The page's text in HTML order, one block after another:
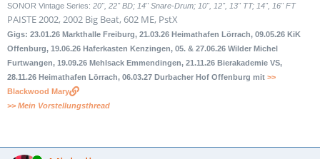
SONOR Vintage Series: 20", 22" BD; 14" Snare-Drum; 10", 12", 13" TT; 14", 16" FT
PAISTE 2002, 2002 Big Beat, 602 ME, PstX
Gigs: 23.01.26 Markthalle Freiburg, 21.03.26 Heimathafen Lörrach, 09.05.26 KiK
Offenburg, 19.06.26 Haferkasten Kenzingen, 05. & 27.06.26 Wilder Michel
Furtwangen, 19.09.26 Mehlsack Emmendingen, 21.11.26 Bierakademie VS,
28.11.26 Heimathafen Lörrach, 06.03.27 Durbacher Hof Offenburg mit >>
Blackwood Mary
>> Mein Vorstellungsthread